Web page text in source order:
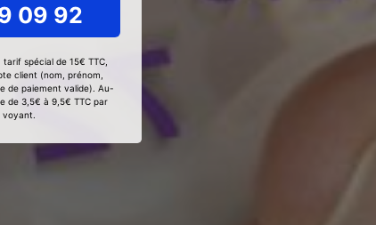
09 92
spécial de 15€ TTC,
client (nom, prénom,
de paiement valide). Au-
de 3,5€ à 9,5€ TTC par
voyant.